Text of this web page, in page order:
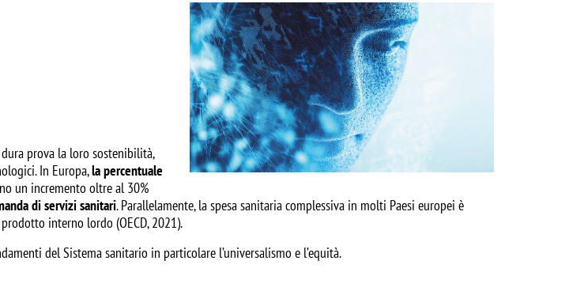
Image
prova la loro sostenibilità,
In Europa,la percentuale
un incremento oltre al 30%
di servizi sanitari. Parallelamente, la spesa sanitaria complessiva in molti Paesi europei è
interno lordo (OECD, 2021).
del Sistema sanitario in particolare l’universalismo e l’equità.